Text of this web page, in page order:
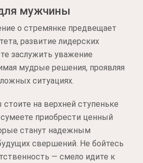
мужчины
о стремянке предвещает
развитие лидерских
заслужить уважение
мудрые решения, проявляя
ситуациях.
стоите на верхней ступеньке
приобрести ценный
станут надежным
свершений. Не бойтесь
— смело идите к